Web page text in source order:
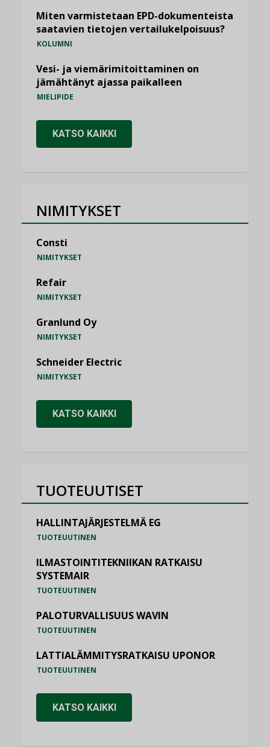
Miten varmistetaan EPD-dokumenteista
saatavien tietojen vertailukelpoisuus?
KOLUMNI
Vesi- ja viemärimitoittaminen on
jämähtänyt ajassa paikalleen
MIELIPIDE
KATSO KAIKKI
NIMITYKSET
Consti
NIMITYKSET
Refair
NIMITYKSET
Granlund Oy
NIMITYKSET
Schneider Electric
NIMITYKSET
KATSO KAIKKI
TUOTEUUTISET
HALLINTAJÄRJESTELMÄ EG
TUOTEUUTINEN
ILMASTOINTITEKNIIKAN RATKAISU
SYSTEMAIR
TUOTEUUTINEN
PALOTURVALLISUUS WAVIN
TUOTEUUTINEN
LATTIALÄMMITYSRATKAISU UPONOR
TUOTEUUTINEN
KATSO KAIKKI